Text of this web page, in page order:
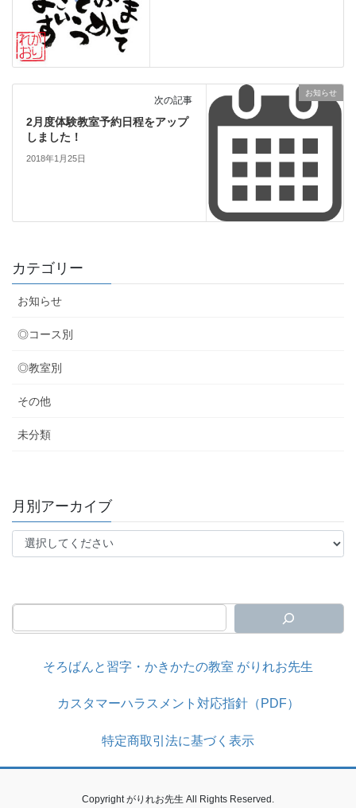
お知らせ
次の記事
2月度体験教室予約日程をアップ
しました！
2018年1月25日
カテゴリー
お知らせ
◎コース別
◎教室別
その他
未分類
月別アーカイブ
そろばんと習字・かきかたの教室 がりれお先生
カスタマーハラスメント対応指針（PDF）
特定商取引法に基づく表示
Copyright がりれお先生 All Rights Reserved.